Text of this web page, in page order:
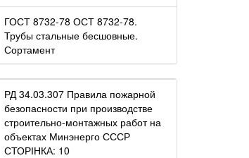
ГОСТ 8732-78 ОСТ 8732-78.
Трубы стальные бесшовные.
Сортамент
РД 34.03.307 Правила пожарной
безопасности при производстве
строительно-монтажных работ на
объектах Минэнерго СССР
СТОРІНКА: 10